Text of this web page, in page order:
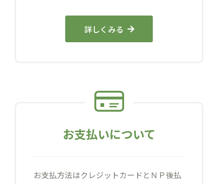
詳しくみる
お支払いについて
お支払方法はクレジットカードとＮＰ後払